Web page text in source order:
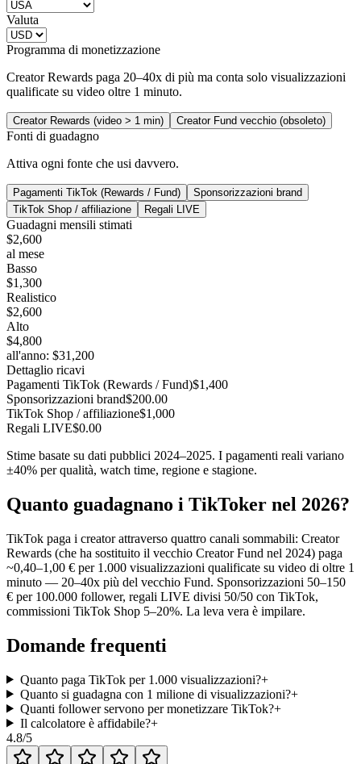
Valuta
Programma di monetizzazione
Creator Rewards paga 20–40x di più ma conta solo visualizzazioni
qualificate su video oltre 1 minuto.
Creator Rewards (video > 1 min) Creator Fund vecchio (obsoleto)
Fonti di guadagno
Attiva ogni fonte che usi davvero.
Pagamenti TikTok (Rewards / Fund)
Sponsorizzazioni brand
TikTok Shop / affiliazione
Regali LIVE
Guadagni mensili stimati
$2,600
al mese
Basso
$1,300
Realistico
$2,600
Alto
$4,800
all'anno: $31,200
Dettaglio ricavi
Pagamenti TikTok (Rewards / Fund)$1,400
Sponsorizzazioni brand$200.00
TikTok Shop / affiliazione$1,000
Regali LIVE$0.00
Stime basate su dati pubblici 2024–2025. I pagamenti reali variano
±40% per qualità, watch time, regione e stagione.
Quanto guadagnano i TikToker nel 2026?
TikTok paga i creator attraverso quattro canali sommabili: Creator
Rewards (che ha sostituito il vecchio Creator Fund nel 2024) paga
~0,40–1,00 € per 1.000 visualizzazioni qualificate su video di oltre 1
minuto — 20–40x più del vecchio Fund. Sponsorizzazioni 50–150
€ per 100.000 follower, regali LIVE divisi 50/50 con TikTok,
commissioni TikTok Shop 5–20%. La leva vera è impilare.
Domande frequenti
Quanto paga TikTok per 1.000 visualizzazioni?+
Quanto si guadagna con 1 milione di visualizzazioni?+
Quanti follower servono per monetizzare TikTok?+
Il calcolatore è affidabile?+
4.8/5